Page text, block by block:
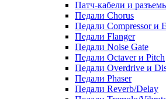
Патч-кабели и
Педали Chorus
Педали Compressor и
Педали Flanger
Педали Noise Gate
Педали Octaver и Pitch
Педали Overdrive и
Педали Phaser
Педали Reverb/Delay